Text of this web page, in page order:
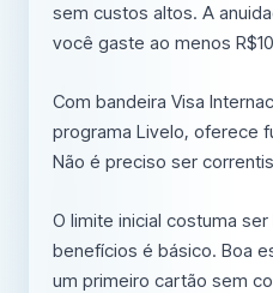
sem custos altos. A
você gaste ao menos
Com bandeira Visa
programa Livelo, oferece
Não é preciso ser
O limite inicial costuma
benefícios é básico. Boa
um primeiro cartão sem